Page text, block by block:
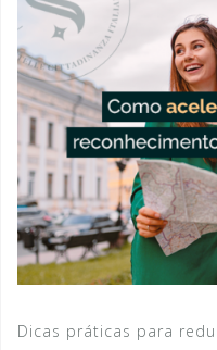
Dicas práticas para